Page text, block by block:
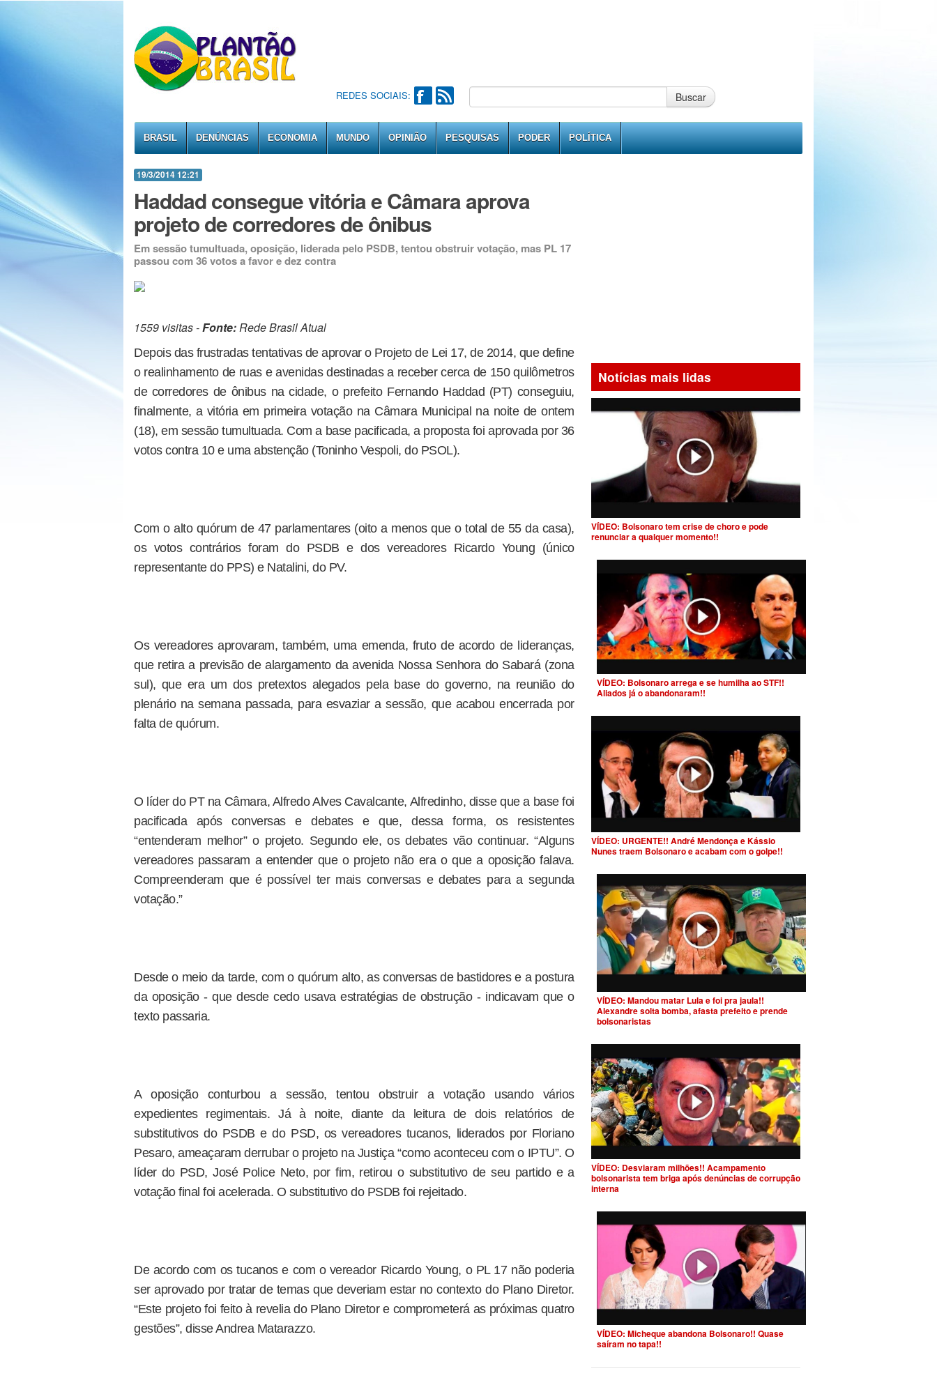
REDES SOCIAIS: Buscar
BRASIL DENÚNCIAS ECONOMIA MUNDO OPINIÃO PESQUISAS PODER POLÍTICA
19/3/2014 12:21
Haddad consegue vitória e Câmara aprova
projeto de corredores de ônibus
Em sessão tumultuada, oposição, liderada pelo PSDB, tentou obstruir votação, mas PL 17
passou com 36 votos a favor e dez contra
1559 visitas -Fonte:Rede Brasil Atual
Depois das frustradas tentativas de aprovar o Projeto de Lei 17, de 2014, que define
o realinhamento de ruas e avenidas destinadas a receber cerca de 150 quilômetros
de corredores de ônibus na cidade, o prefeito Fernando Haddad (PT) conseguiu,
finalmente, a vitória em primeira votação na Câmara Municipal na noite de ontem
(18), em sessão tumultuada. Com a base pacificada, a proposta foi aprovada por 36
votos contra 10 e uma abstenção (Toninho Vespoli, do PSOL).
Com o alto quórum de 47 parlamentares (oito a menos que o total de 55 da casa),
os votos contrários foram do PSDB e dos vereadores Ricardo Young (único
representante do PPS) e Natalini, do PV.
Os vereadores aprovaram, também, uma emenda, fruto de acordo de lideranças,
que retira a previsão de alargamento da avenida Nossa Senhora do Sabará (zona
sul), que era um dos pretextos alegados pela base do governo, na reunião do
plenário na semana passada, para esvaziar a sessão, que acabou encerrada por
falta de quórum.
O líder do PT na Câmara, Alfredo Alves Cavalcante, Alfredinho, disse que a base foi
pacificada após conversas e debates e que, dessa forma, os resistentes
“entenderam melhor” o projeto. Segundo ele, os debates vão continuar. “Alguns
vereadores passaram a entender que o projeto não era o que a oposição falava.
Compreenderam que é possível ter mais conversas e debates para a segunda
votação.”
Desde o meio da tarde, com o quórum alto, as conversas de bastidores e a postura
da oposição - que desde cedo usava estratégias de obstrução - indicavam que o
texto passaria.
A oposição conturbou a sessão, tentou obstruir a votação usando vários
expedientes regimentais. Já à noite, diante da leitura de dois relatórios de
substitutivos do PSDB e do PSD, os vereadores tucanos, liderados por Floriano
Pesaro, ameaçaram derrubar o projeto na Justiça “como aconteceu com o IPTU”. O
líder do PSD, José Police Neto, por fim, retirou o substitutivo de seu partido e a
votação final foi acelerada. O substitutivo do PSDB foi rejeitado.
De acordo com os tucanos e com o vereador Ricardo Young, o PL 17 não poderia
ser aprovado por tratar de temas que deveriam estar no contexto do Plano Diretor.
“Este projeto foi feito à revelia do Plano Diretor e comprometerá as próximas quatro
gestões”, disse Andrea Matarazzo.
Notícias mais lidas
VÍDEO: Bolsonaro tem crise de choro e pode
renunciar a qualquer momento!!
VÍDEO: Bolsonaro arrega e se humilha ao STF!!
Aliados já o abandonaram!!
VÍDEO: URGENTE!! André Mendonça e Kássio
Nunes traem Bolsonaro e acabam com o golpe!!
VÍDEO: Mandou matar Lula e foi pra jaula!!
Alexandre solta bomba, afasta prefeito e prende
bolsonaristas
VÍDEO: Desviaram milhões!! Acampamento
bolsonarista tem briga após denúncias de corrupção
interna
VÍDEO: Micheque abandona Bolsonaro!! Quase
saíram no tapa!!